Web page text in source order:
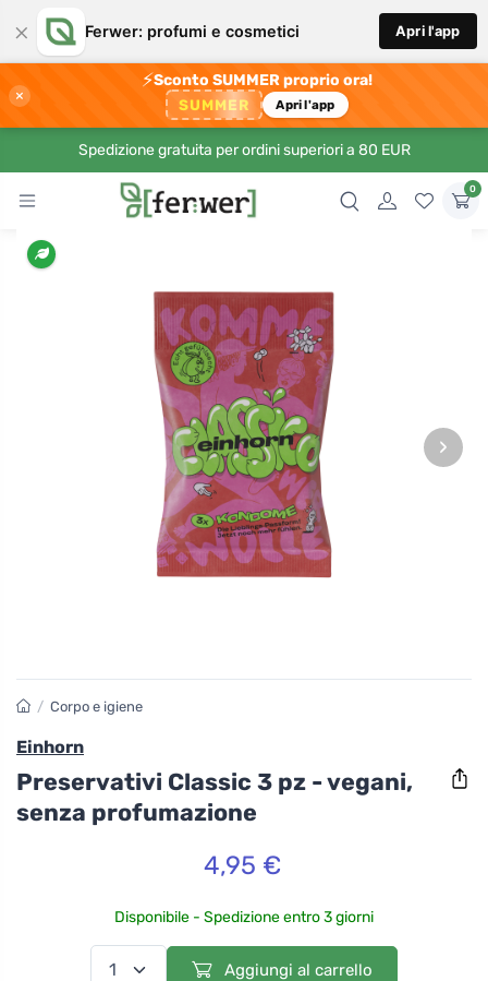
× Ferwer: profumi e cosmetici Apri l'app
×
⚡Sconto SUMMER proprio ora!
SUMMER Apri l'app
Spedizione gratuita per ordini superiori a 80 EUR
0
›
/ Corpo e igiene
Einhorn
Preservativi Classic 3 pz - vegani,
senza profumazione
4,95 €
Disponibile - Spedizione entro 3 giorni
Aggiungi al carrello